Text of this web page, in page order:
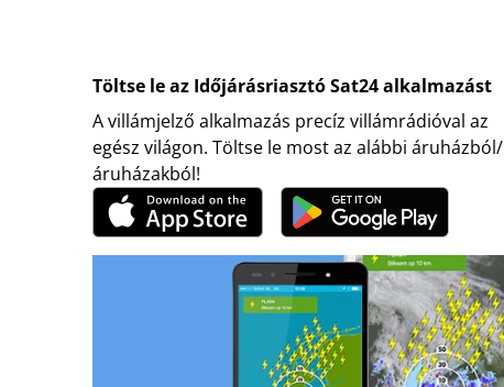
Töltse le az Időjárásriasztó Sat24 alkalmazást
A villámjelző alkalmazás precíz villámrádióval az
egész világon. Töltse le most az alábbi áruházból/
áruházakból!